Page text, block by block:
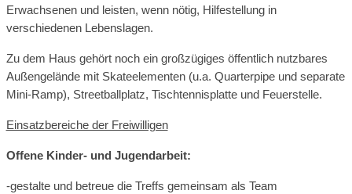
Erwachsenen und leisten, wenn nötig, Hilfestellung in
verschiedenen Lebenslagen.
Zu dem Haus gehört noch ein großzügiges öffentlich nutzbares
Außengelände mit Skateelementen (u.a. Quarterpipe und separate
Mini-Ramp), Streetballplatz, Tischtennisplatte und Feuerstelle.
Einsatzbereiche der Freiwilligen
Offene Kinder- und Jugendarbeit:
-gestalte und betreue die Treffs gemeinsam als Team